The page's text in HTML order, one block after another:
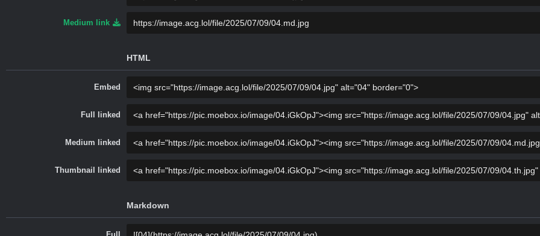
Medium link
HTML
Embed
Full linked
Medium linked
Thumbnail linked
Markdown